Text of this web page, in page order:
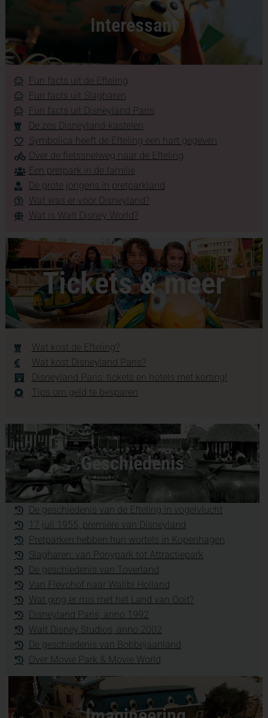
Interessant
Fun facts uit de Efteling
Fun facts uit Slagharen
Fun facts uit Disneyland Paris
De zes Disneyland-kastelen
Symbolica heeft de Efteling een hart gegeven
Over de fietssnelweg naar de Efteling
Een pretpark in de familie
De grote jongens in pretparkland
Wat was er vóór Disneyland?
Wat is Walt Disney World?
Tickets & meer
Wat kost de Efteling?
Wat kost Disneyland Paris?
Disneyland Paris: tickets en hotels met korting!
Tips om geld te besparen
Geschiedenis
De geschiedenis van de Efteling in vogelvlucht
17 juli 1955, première van Disneyland
Pretparken hebben hun wortels in Kopenhagen
Slagharen: van Ponypark tot Attractiepark
De geschiedenis van Toverland
Van Flevohof naar Walibi Holland
Wat ging er mis met het Land van Ooit?
Disneyland Paris, anno 1992
Walt Disney Studios, anno 2002
De geschiedenis van Bobbejaanland
Over Movie Park & Movie World